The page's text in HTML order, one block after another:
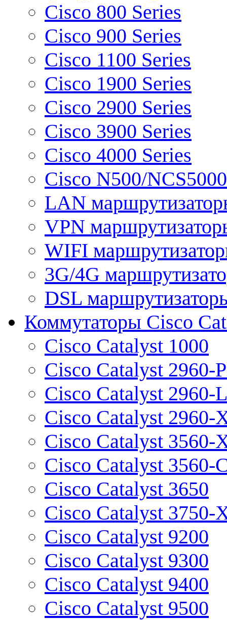
Cisco 800 Series
Cisco 900 Series
Cisco 1100 Series
Cisco 1900 Series
Cisco 2900 Series
Cisco 3900 Series
Cisco 4000 Series
Cisco N500/
LAN
VPN
WIFI
3G/4G
DSL
Коммутаторы Cisco
Cisco Catalyst 1000
Cisco Catalyst 2960-
Cisco Catalyst 2960-L
Cisco Catalyst 2960-
Cisco Catalyst 3560-
Cisco Catalyst 3560-
Cisco Catalyst 3650
Cisco Catalyst 3750-
Cisco Catalyst 9200
Cisco Catalyst 9300
Cisco Catalyst 9400
Cisco Catalyst 9500